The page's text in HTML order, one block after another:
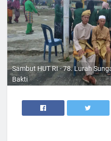
Sambut HUT RI - 78. Lurah
Bakti